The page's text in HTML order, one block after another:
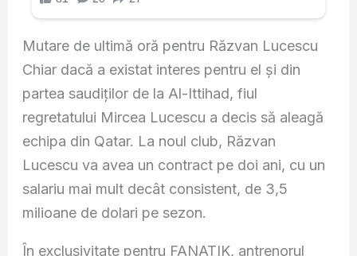
Mutare de ultimă oră pentru Răzvan Lucescu
Chiar dacă a existat interes pentru el și din
partea saudiților de la Al-Ittihad, fiul
regretatului Mircea Lucescu a decis să aleagă
echipa din Qatar. La noul club, Răzvan
Lucescu va avea un contract pe doi ani, cu un
salariu mai mult decât consistent, de 3,5
milioane de dolari pe sezon.
În exclusivitate pentru FANATIK, antrenorul